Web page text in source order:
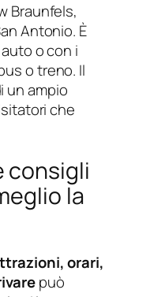
Braunfels,
Antonio. È
o con i
o treno. Il
un ampio
che
consigli
la
orari,
può